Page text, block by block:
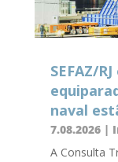
SEFAZ/
naval
7.08.2026|
A Consulta